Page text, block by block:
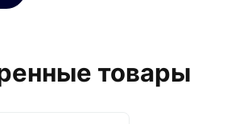
товары